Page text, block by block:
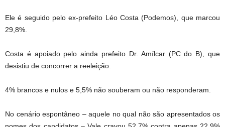
Ele é seguido pelo ex-prefeito Léo Costa (Podemos), que marcou
29,8%.
Costa é apoiado pelo ainda prefeito Dr. Amílcar (PC do B), que
desistiu de concorrer a reeleição.
4% brancos e nulos e 5,5% não souberam ou não responderam.
No cenário espontâneo – aquele no qual não são apresentados os